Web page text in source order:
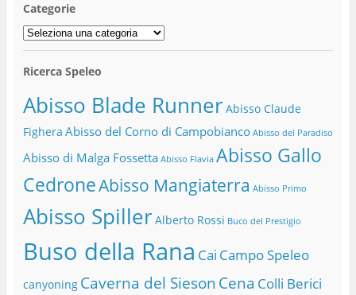
Categorie
Categorie
Ricerca Speleo
Abisso Blade RunnerAbisso Claude
Fighera Abisso del Corno di Campobianco Abisso del Paradiso
Abisso di Malga Fossetta Abisso Flavia Abisso Gallo
CedroneAbisso Mangiaterra Abisso Primo
Abisso SpillerAlberto Rossi Buco del Prestigio
Buso della Rana Cai Campo Speleo
canyoning Caverna del Sieson Cena Colli Berici